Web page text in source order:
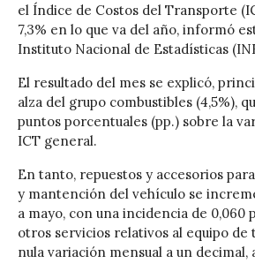
el Índice de Costos del Transporte
7,3% en lo que va del año, informó
Instituto Nacional de Estadísticas
El resultado del mes se explicó,
alza del grupo combustibles (4,5%),
puntos porcentuales (pp.) sobre la
ICT general.
En tanto, repuestos y accesorios
y mantención del vehículo se
a mayo, con una incidencia de 0,060
otros servicios relativos al equipo
nula variación mensual a un decimal,